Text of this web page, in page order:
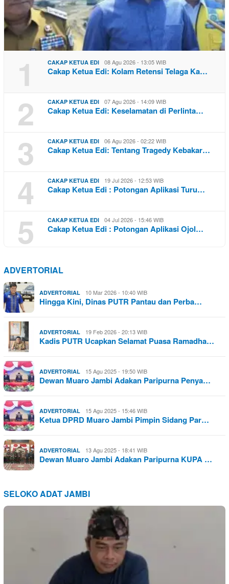
1 CAKAP KETUA EDI 08 Agu 2026 - 13:05 WIB
Cakap Ketua Edi: Kolam Retensi Telaga Ka…
2 CAKAP KETUA EDI 07 Agu 2026 - 14:09 WIB
Cakap Ketua Edi: Keselamatan di Perlinta…
3 CAKAP KETUA EDI 06 Agu 2026 - 02:22 WIB
Cakap Ketua Edi: Tentang Tragedy Kebakar…
4 CAKAP KETUA EDI 19 Jul 2026 - 12:53 WIB
Cakap Ketua Edi : Potongan Aplikasi Turu…
5 CAKAP KETUA EDI 04 Jul 2026 - 15:46 WIB
Cakap Ketua Edi : Potongan Aplikasi Ojol…
ADVERTORIAL
ADVERTORIAL 10 Mar 2026 - 10:40 WIB
Hingga Kini, Dinas PUTR Pantau dan Perba…
ADVERTORIAL 19 Feb 2026 - 20:13 WIB
Kadis PUTR Ucapkan Selamat Puasa Ramadha…
ADVERTORIAL 15 Agu 2025 - 19:50 WIB
Dewan Muaro Jambi Adakan Paripurna Penya…
ADVERTORIAL 15 Agu 2025 - 15:46 WIB
Ketua DPRD Muaro Jambi Pimpin Sidang Par…
ADVERTORIAL 13 Agu 2025 - 18:41 WIB
Dewan Muaro Jambi Adakan Paripurna KUPA …
SELOKO ADAT JAMBI